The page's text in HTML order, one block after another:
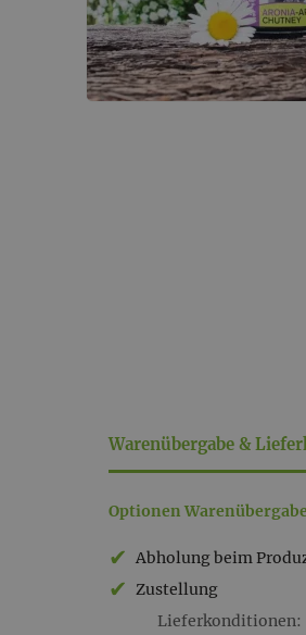
Warenübergabe &
Warenübergabe
&
Optionen Warenübergabe
Abholung beim
Zustellung
Lieferkonditionen: